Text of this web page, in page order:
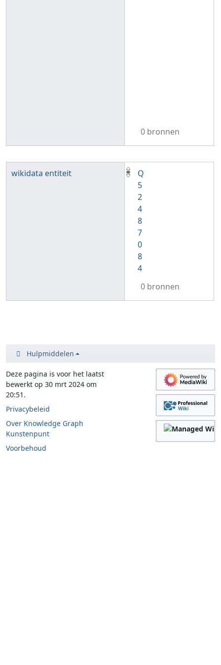
0 bronnen
wikidata entiteit
Q
5
2
4
8
7
0
8
4
0 bronnen
Hulpmiddelen
Deze pagina is voor het laatst
bewerkt op 30 mrt 2024 om
20:51.
Privacybeleid
Over Knowledge Graph
Kunstenpunt
Voorbehoud